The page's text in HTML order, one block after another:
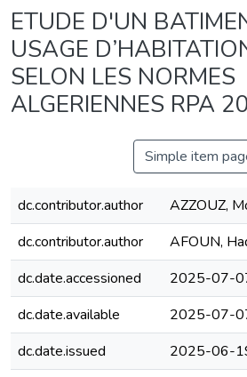
ETUDE D'UN
USAGE
SELON LES NORMES
ALGERIENNES RPA
Simple item
dc.contributor.author
AZZOUZ,
dc.contributor.author
AFOUN,
dc.date.accessioned
2025-07-
dc.date.available
2025-07-
dc.date.issued
2025-06-